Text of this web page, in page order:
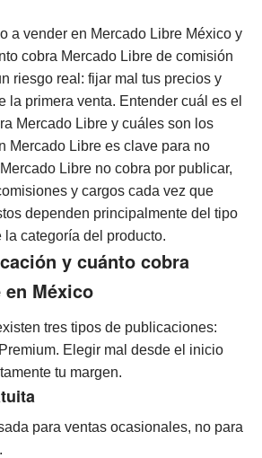
a vender en Mercado Libre México y
cobra Mercado Libre de comisión
riesgo real: fijar mal tus precios y
la primera venta. Entender cuál es el
Mercado Libre y cuáles son los
Mercado Libre es clave para no
Mercado Libre no cobra por publicar,
y cargos cada vez que
dependen principalmente del tipo
categoría del producto.
y cuánto cobra
México
tres tipos de publicaciones:
Elegir mal desde el inicio
tu margen.
para ventas ocasionales, no para